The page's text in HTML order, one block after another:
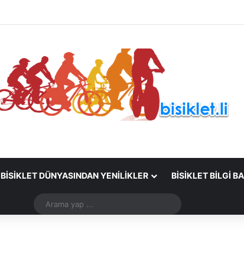
BISIKLET DÜNYASINDAN YENILIKLER BISIKLET BILGI